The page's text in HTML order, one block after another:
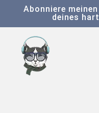
content
Abonniere
deines